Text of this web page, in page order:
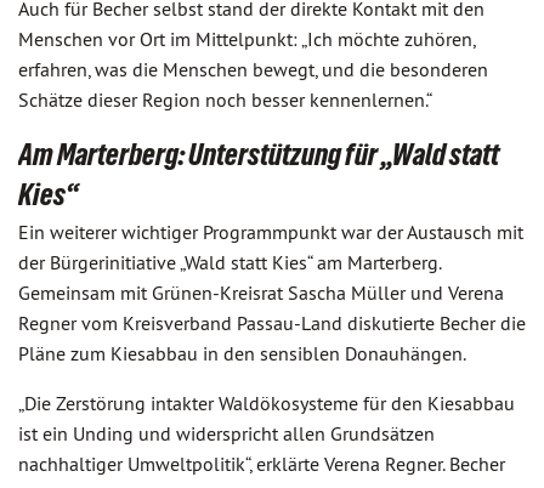
Auch für Becher selbst stand der direkte Kontakt mit den
Menschen vor Ort im Mittelpunkt: „Ich möchte zuhören,
erfahren, was die Menschen bewegt, und die besonderen
Schätze dieser Region noch besser kennenlernen.“
Am Marterberg: Unterstützung für „Wald statt
Kies“
Ein weiterer wichtiger Programmpunkt war der Austausch mit
der Bürgerinitiative „Wald statt Kies“ am Marterberg.
Gemeinsam mit Grünen-Kreisrat Sascha Müller und Verena
Regner vom Kreisverband Passau-Land diskutierte Becher die
Pläne zum Kiesabbau in den sensiblen Donauhängen.
„Die Zerstörung intakter Waldökosysteme für den Kiesabbau
ist ein Unding und widerspricht allen Grundsätzen
nachhaltiger Umweltpolitik“, erklärte Verena Regner. Becher